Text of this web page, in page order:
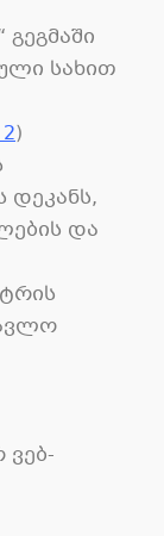
სახით
)
და